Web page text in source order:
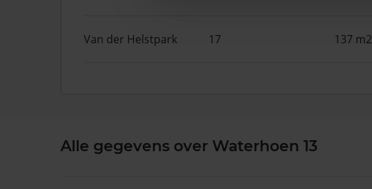
Van der Helstpark 17 137 m2
Alle gegevens over Waterhoen 13